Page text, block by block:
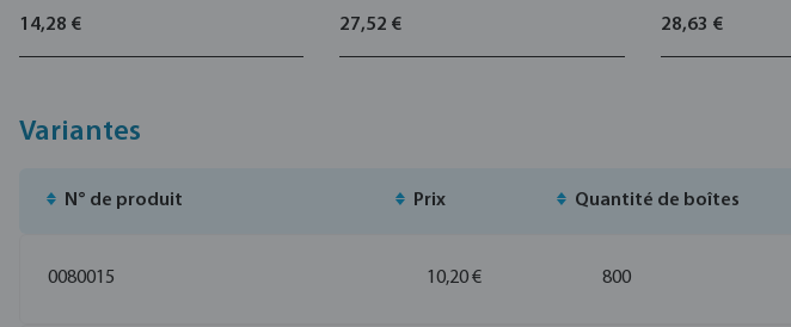
14,28 €
27,52 €
28,63 €
Variantes
N° de produit Prix Quantité de boîtes
0080015 10,20 € 800